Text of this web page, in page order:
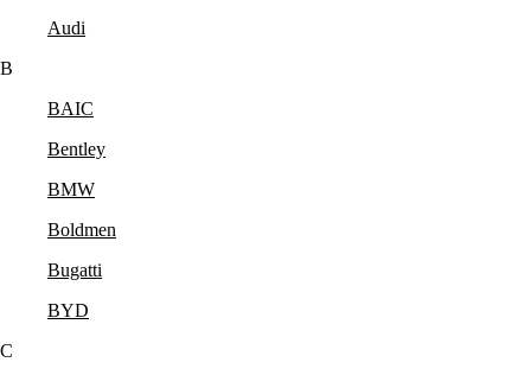
Audi
B
BAIC
Bentley
BMW
Boldmen
Bugatti
BYD
C